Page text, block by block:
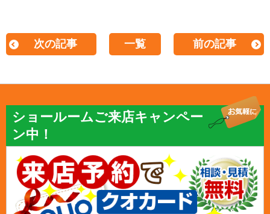
次の記事 一覧 前の記事
ショールームご来店キャンペー
ン中！